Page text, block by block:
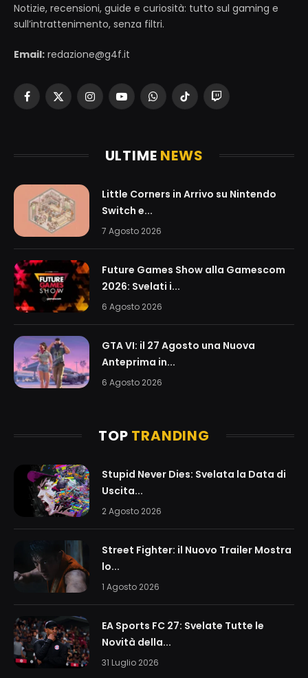
Notizie, recensioni, guide e curiosità: tutto sul gaming e
sull’intrattenimento, senza filtri.
Email: redazione@g4f.it
Facebook
X
InstagramYouTubeWhatsAppTikTokTwitch
ULTIME NEWS
Little Corners in Arrivo su Nintendo
Switch e...
7 Agosto 2026
Future Games Show alla Gamescom
2026: Svelati i...
6 Agosto 2026
GTA VI: il 27 Agosto una Nuova
Anteprima in...
6 Agosto 2026
TOP TRANDING
Stupid Never Dies: Svelata la Data di
Uscita...
2 Agosto 2026
Street Fighter: il Nuovo Trailer Mostra
lo...
1 Agosto 2026
EA Sports FC 27: Svelate Tutte le
Novità della...
31 Luglio 2026